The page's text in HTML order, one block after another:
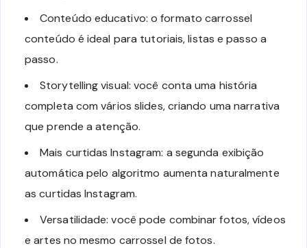
Conteúdo educativo: o formato carrossel
conteúdo é ideal para tutoriais, listas e passo a
passo.
Storytelling visual: você conta uma história
completa com vários slides, criando uma narrativa
que prende a atenção.
Mais curtidas Instagram: a segunda exibição
automática pelo algoritmo aumenta naturalmente
as curtidas Instagram.
Versatilidade: você pode combinar fotos, vídeos
e artes no mesmo carrossel de fotos.